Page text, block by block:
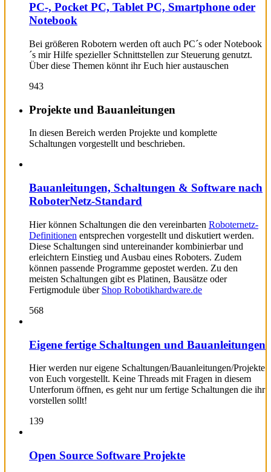
PC-, Pocket PC, Tablet PC, Smartphone oder
Notebook
Bei größeren Robotern werden oft auch PC´s oder Notebook
´s mir Hilfe spezieller Schnittstellen zur Steuerung genutzt.
Über diese Themen könnt ihr Euch hier austauschen
943
Projekte und Bauanleitungen
In diesen Bereich werden Projekte und komplette
Schaltungen vorgestellt und beschrieben.
Bauanleitungen, Schaltungen & Software nach
RoboterNetz-Standard
Hier können Schaltungen die den vereinbarten Roboternetz-
Definitionen entsprechen vorgestellt und diskutiert werden.
Diese Schaltungen sind untereinander kombinierbar und
erleichtern Einstieg und Ausbau eines Roboters. Zudem
können passende Programme gepostet werden. Zu den
meisten Schaltungen gibt es Platinen, Bausätze oder
Fertigmodule über Shop Robotikhardware.de
568
Eigene fertige Schaltungen und Bauanleitungen
Hier werden nur eigene Schaltungen/Bauanleitungen/Projekte
von Euch vorgestellt. Keine Threads mit Fragen in diesem
Unterforum öffnen, es geht nur um fertige Schaltungen die ihr
vorstellen sollt!
139
Open Source Software Projekte